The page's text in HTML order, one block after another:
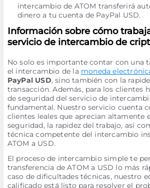
intercambio de ATOM transferirá
dinero a tu cuenta de PayPal USD.
Información sobre cómo
servicio de intercambio de
No solo es importante contar con una
el intercambio de la moneda
PayPal USD, sino también con la
transacción. Además, para los clientes
de seguridad del servicio de
fundamental. Nuestro servicio cuenta
clientes leales que aprecian altamente
seguridad, la rapidez del trabajo, así
técnica competente del intercambio
ATOM a USD.
El proceso de intercambio simple te
transferencia de ATOM a USD lo más
caso de dificultades técnicas, nuestro
calificado está listo para resolver el